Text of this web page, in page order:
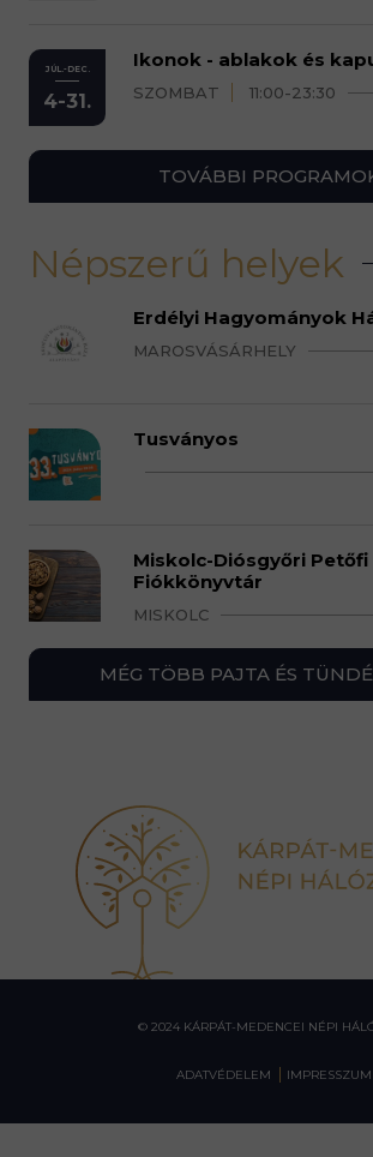
JÚL.-DEC.
4-31.
Ikonok - ablakok és
SZOMBAT 11:00-23:30
TOVÁBBI
Népszerű helyek
Erdélyi Hagyományok
MAROSVÁSÁRHELY
Tusványos
Miskolc-Diósgyőri Petőfi
Fiókkönyvtár
MISKOLC
MÉG TÖBB PAJTA ÉS
© 2024 KÁRPÁT-MEDENCEI NÉPI
ADATVÉDELEM IMPRESSZUM